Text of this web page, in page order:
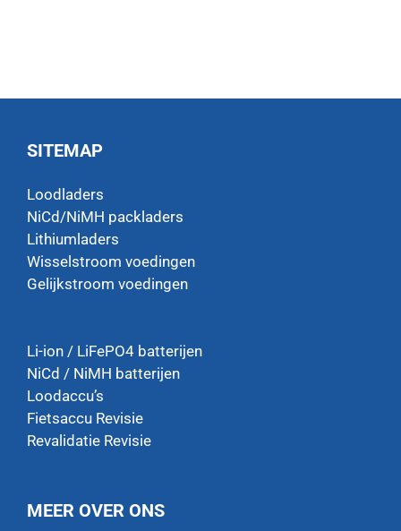
SITEMAP
Loodladers
NiCd/NiMH packladers
Lithiumladers
Wisselstroom voedingen
Gelijkstroom voedingen
Li-ion / LiFePO4 batterijen
NiCd / NiMH batterijen
Loodaccu’s
Fietsaccu Revisie
Revalidatie Revisie
MEER OVER ONS